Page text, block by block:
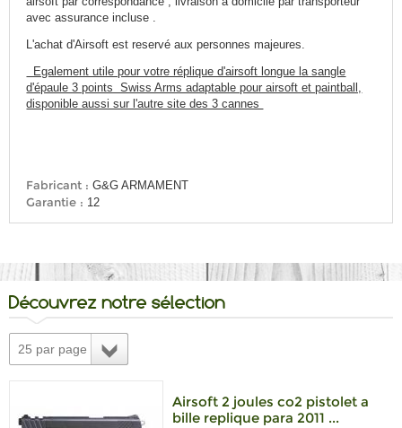
avec assurance incluse .
L'achat d'Airsoft est reservé aux personnes majeures.
Egalement utile pour votre réplique d'airsoft longue la sangle
d'épaule 3 points Swiss Arms adaptable pour airsoft et paintball,
disponible aussi sur l'autre site des 3 cannes
Fabricant : G&G ARMAMENT
Garantie : 12
Découvrez notre sélection
25 par page
Airsoft 2 joules co2 pistolet a
bille replique para 2011 ...